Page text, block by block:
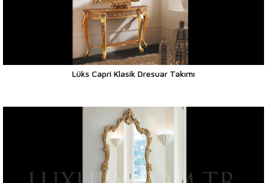
Lüks Capri Klasik Dresuar Takımı